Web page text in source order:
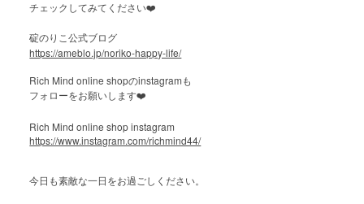
チェックしてみてください❤️
碇のりこ公式ブログ
https://ameblo.jp/noriko-happy-life/
Rich Mind online shopのinstagram も
フォローをお願いします❤️
Rich Mind online shop instagram
https://www.instagram.com/richmind44/
今日も素敵な一日をお過ごしください。